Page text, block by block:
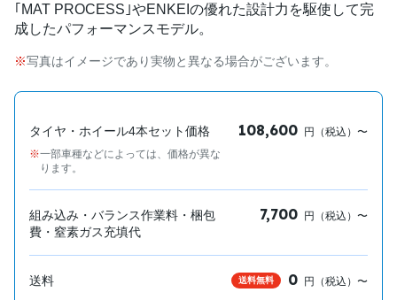
｢MAT PROCESS｣やENKEIの優れた設計力を駆使して完
成したパフォーマンスモデル。
写真はイメージであり実物と異なる場合がございます。
タイヤ・ホイール4本セット価格
一部車種などによっては、価格が異な
ります。
108,600 円（税込）〜
組み込み・バランス作業料・梱包
費・窒素ガス充填代
7,700 円（税込）〜
送料 送料無料 0 円（税込）〜